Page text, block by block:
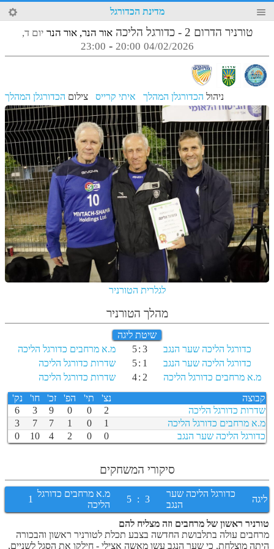
51 מדינת הכדורגל
טורניר הדרום 2 - כדורגל הליכה אור הנר, אור הנר יום ד,
04/02/2026
20:00
-
23:00
ניהול הכדורגלן המהלך איתי קרייס צילום הכדורגלן המהלך
לגלרית הטורניר
מהלך הטורניר
שיטת ליגה
כדורגל הליכה שער הנגב
3
:
5
מ.א מרחבים כדורגל הליכה
כדורגל הליכה שער הנגב
1
:
5
שדרות כדורגל הליכה
מ.א מרחבים כדורגל הליכה
2
:
4
שדרות כדורגל הליכה
קבוצה
נצ' תי' הפ' זכ' חו'
נק'
שדרות כדורגל הליכה
2
0
0
9
3
6
מ.א מרחבים כדורגל הליכה
1
0
1
7
7
3
כדורגל הליכה שער הנגב
0
0
2
4
10
0
סיקורי המשחקים
ליגה
כדורגל הליכה שער
הנגב
3
:
5
מ.א מרחבים כדורגל
הליכה
1
טורניר ראשון של מרחבים וזה מצליח להם
מרחבים עולה בתלבושת החדשה בצבע תכלת לטורניר ראשון והבכורה
היתה מוצלחת, כי שער הנגב עשו מאשה אצילי - חילקו את הסגל לשניים,
4